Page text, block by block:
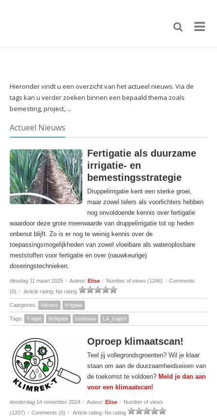
Hieronder vindt u een overzicht van het actueel nieuws. Via de
tags kan u verder zoeken binnen een bepaald thema zoals
bemesting, project, ...
Actueel Nieuws
Fertigatie als duurzame
irrigatie- en
bemestingsstrategie
Druppelirrigatie kent een sterke groei,
maar zowel telers als voorlichters hebben
nog onvoldoende kennis over fertigatie
waardoor deze grote meerwaarde van druppelirrigatie tot op heden
onbenut blijft. Zo is er nog te weinig kennis over de
toepassingsmogelijkheden van zowel vloeibare als wateroplosbare
meststoffen voor fertigatie en over (nauwkeurige)
doseringstechnieken.
dinsdag 11 maart 2025 / Auteur: Elise / Number of views (1246) / Comments
(0) / Article rating: No rating
Categories: Nieuws Irrigatie
Tags: T-tape fertigatie tuinbouw LA_traject
Oproep klimaatscan!
Teel jij vollegrondsgroenten? Wil je klaar
staan om aan de duurzaamheidseisen van
de toekomst te voldoen? Meld je dan aan
voor een klimaatscan!
donderdag 14 november 2024 / Auteur: Elise / Number of views
(1207) / Comments (0) / Article rating: No rating